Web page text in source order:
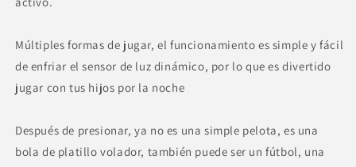
Múltiples formas de jugar, el funcionamiento es simple y fácil
de enfriar el sensor de luz dinámico, por lo que es divertido
jugar con tus hijos por la noche
Después de presionar, ya no es una simple pelota, es una
bola de platillo volador, también puede ser un fútbol, una